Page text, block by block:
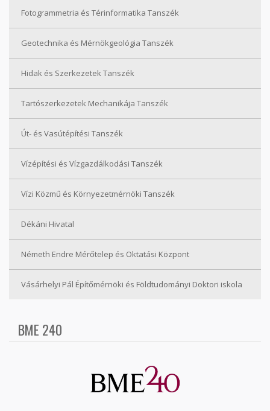
Fotogrammetria és Térinformatika Tanszék
Geotechnika és Mérnökgeológia Tanszék
Hidak és Szerkezetek Tanszék
Tartószerkezetek Mechanikája Tanszék
Út- és Vasútépítési Tanszék
Vízépítési és Vízgazdálkodási Tanszék
Vízi Közmű és Környezetmérnöki Tanszék
Dékáni Hivatal
Németh Endre Mérőtelep és Oktatási Központ
Vásárhelyi Pál Építőmérnöki és Földtudományi Doktori iskola
BME 240